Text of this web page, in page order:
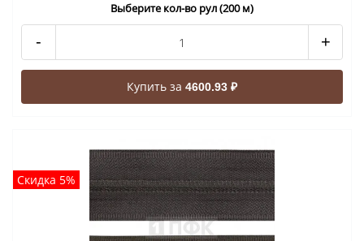
Выберите кол-во рул (200 м)
- +
Купить за 4600.93 ₽
Скидка 5%